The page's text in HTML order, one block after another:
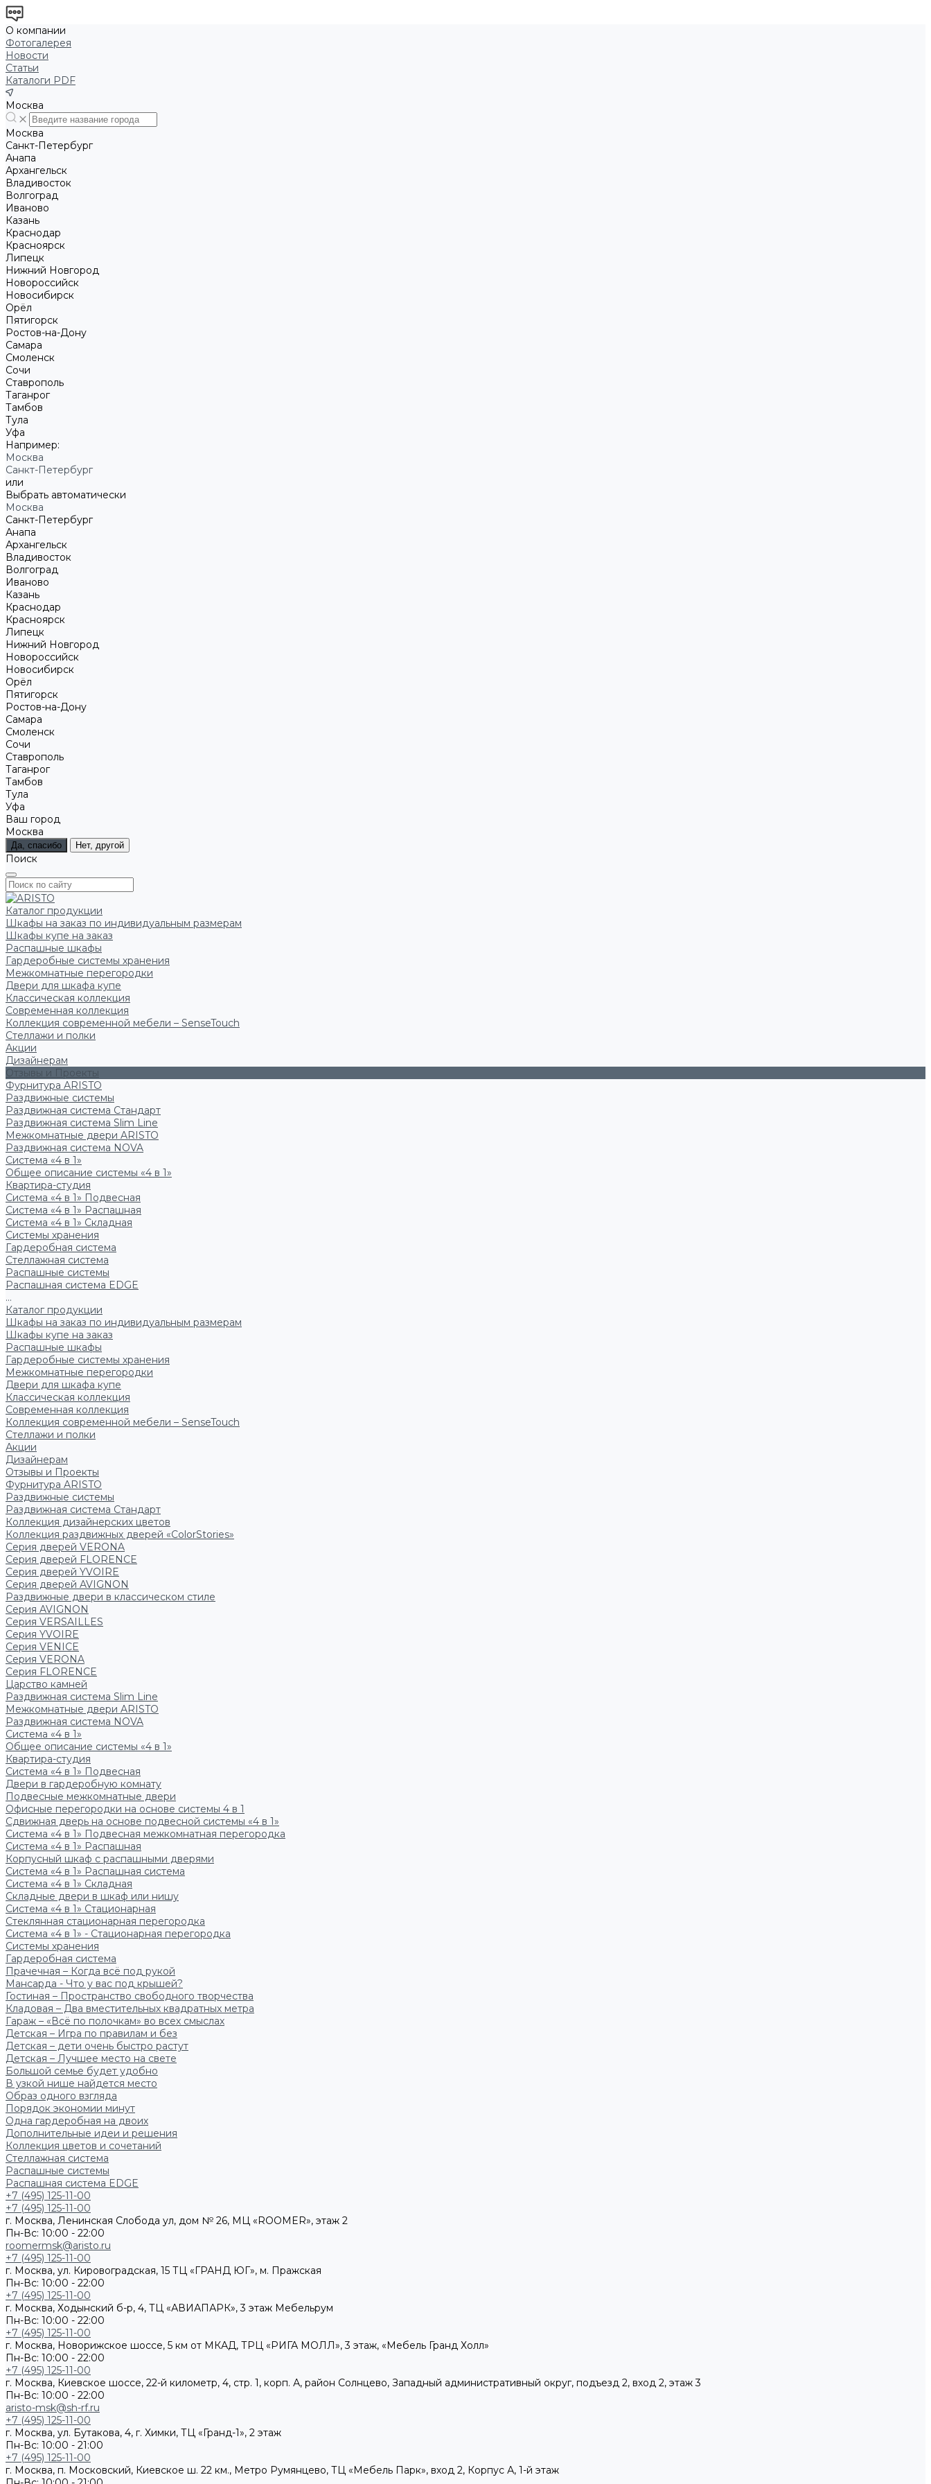
О компании
Фотогалерея
Новости
Статьи
Каталоги PDF
Москва
Москва
Санкт-Петербург
Анапа
Архангельск
Владивосток
Волгоград
Иваново
Казань
Краснодар
Красноярск
Липецк
Нижний Новгород
Новороссийск
Новосибирск
Орёл
Пятигорск
Ростов-на-Дону
Самара
Смоленск
Сочи
Ставрополь
Таганрог
Тамбов
Тула
Уфа
Например:
Москва
Санкт-Петербург
или
Выбрать автоматически
Москва
Санкт-Петербург
Анапа
Архангельск
Владивосток
Волгоград
Иваново
Казань
Краснодар
Красноярск
Липецк
Нижний Новгород
Новороссийск
Новосибирск
Орёл
Пятигорск
Ростов-на-Дону
Самара
Смоленск
Сочи
Ставрополь
Таганрог
Тамбов
Тула
Уфа
Ваш город
Москва
Да, спасибо Нет, другой
Поиск
Каталог продукции
Шкафы на заказ по индивидуальным размерам
Шкафы купе на заказ
Распашные шкафы
Гардеробные системы хранения
Межкомнатные перегородки
Двери для шкафа купе
Классическая коллекция
Современная коллекция
Коллекция современной мебели – SenseTouch
Стеллажи и полки
Акции
Дизайнерам
Отзывы и Проекты
Фурнитура ARISTO
Раздвижные системы
Раздвижная система Стандарт
Раздвижная система Slim Line
Межкомнатные двери ARISTO
Раздвижная система NOVA
Система «4 в 1»
Общее описание системы «4 в 1»
Квартира-студия
Система «4 в 1» Подвесная
Система «4 в 1» Распашная
Система «4 в 1» Складная
Системы хранения
Гардеробная система
Стеллажная система
Распашные системы
Распашная система EDGE
...
Каталог продукции
Шкафы на заказ по индивидуальным размерам
Шкафы купе на заказ
Распашные шкафы
Гардеробные системы хранения
Межкомнатные перегородки
Двери для шкафа купе
Классическая коллекция
Современная коллекция
Коллекция современной мебели – SenseTouch
Стеллажи и полки
Акции
Дизайнерам
Отзывы и Проекты
Фурнитура ARISTO
Раздвижные системы
Раздвижная система Стандарт
Коллекция дизайнерских цветов
Коллекция раздвижных дверей «ColorStories»
Серия дверей VERONA
Серия дверей FLORENCE
Серия дверей YVOIRE
Серия дверей AVIGNON
Раздвижные двери в классическом стиле
Серия AVIGNON
Серия VERSAILLES
Серия YVOIRE
Серия VENICE
Серия VERONA
Серия FLORENCE
Царство камней
Раздвижная система Slim Line
Межкомнатные двери ARISTO
Раздвижная система NOVA
Система «4 в 1»
Общее описание системы «4 в 1»
Квартира-студия
Система «4 в 1» Подвесная
Двери в гардеробную комнату
Подвесные межкомнатные двери
Офисные перегородки на основе системы 4 в 1
Сдвижная дверь на основе подвесной системы «4 в 1»
Система «4 в 1» Подвесная межкомнатная перегородка
Система «4 в 1» Распашная
Корпусный шкаф с распашными дверями
Система «4 в 1» Распашная система
Система «4 в 1» Складная
Складные двери в шкаф или нишу
Система «4 в 1» Стационарная
Стеклянная стационарная перегородка
Система «4 в 1» - Стационарная перегородка
Системы хранения
Гардеробная система
Прачечная – Когда всё под рукой
Мансарда - Что у вас под крышей?
Гостиная – Пространство свободного творчества
Кладовая – Два вместительных квадратных метра
Гараж – «Всё по полочкам» во всех смыслах
Детская – Игра по правилам и без
Детская – дети очень быстро растут
Детская – Лучшее место на свете
Большой семье будет удобно
В узкой нише найдется место
Образ одного взгляда
Порядок экономии минут
Одна гардеробная на двоих
Дополнительные идеи и решения
Коллекция цветов и сочетаний
Стеллажная система
Распашные системы
Распашная система EDGE
+7 (495) 125-11-00
+7 (495) 125-11-00
г. Москва, Ленинская Слобода ул, дом № 26, МЦ «ROOMER», этаж 2
Пн-Вс: 10:00 - 22:00
roomermsk@aristo.ru
+7 (495) 125-11-00
г. Москва, ул. Кировоградская, 15 ТЦ «ГРАНД ЮГ», м. Пражская
Пн-Вс: 10:00 - 22:00
+7 (495) 125-11-00
г. Москва, Ходынский б-р, 4, ТЦ «АВИАПАРК», 3 этаж Мебельрум
Пн-Вс: 10:00 - 22:00
+7 (495) 125-11-00
г. Москва, Новорижское шоссе, 5 км от МКАД, ТРЦ «РИГА МОЛЛ», 3 этаж, «Мебель Гранд Холл»
Пн-Вс: 10:00 - 22:00
+7 (495) 125-11-00
г. Москва, Киевское шоссе, 22-й километр, 4, стр. 1, корп. А, район Солнцево, Западный административный округ, подъезд 2, вход 2, этаж 3
Пн-Вс: 10:00 - 22:00
aristo-msk@sh-rf.ru
+7 (495) 125-11-00
г. Москва, ул. Бутакова, 4, г. Химки, ТЦ «Гранд-1», 2 этаж
Пн-Вс: 10:00 - 21:00
+7 (495) 125-11-00
г. Москва, п. Московский, Киевское ш. 22 км., Метро Румянцево, ТЦ «Мебель Парк», вход 2, Корпус А, 1-й этаж